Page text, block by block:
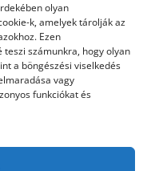
olyan
k, amelyek tárolják az
Ezen
számunkra, hogy olyan
a böngészési viselkedés
vagy
funkciókat és